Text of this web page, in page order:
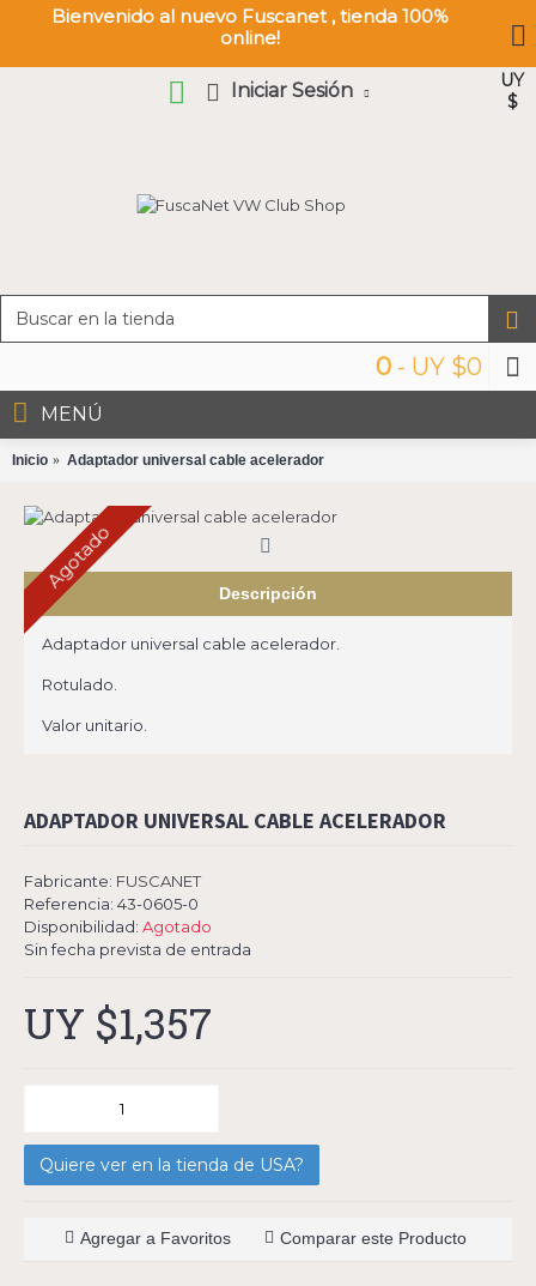
Bienvenido al nuevo Fuscanet , tienda 100%
online!
UY
$
Iniciar Sesión
0 - UY $0
MENÚ
Inicio Adaptador universal cable acelerador
Agotado
Descripción
Adaptador universal cable acelerador.
Rotulado.
Valor unitario.
ADAPTADOR UNIVERSAL CABLE ACELERADOR
Fabricante: FUSCANET
Referencia: 43-0605-0
Disponibilidad: Agotado
Sin fecha prevista de entrada
UY $1,357
Quiere ver en la tienda de USA?
Agregar a Favoritos Comparar este Producto